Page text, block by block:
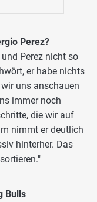
Perez?
Perez nicht so
er habe nichts
uns anschauen
immer noch
die wir auf
nimmt er deutlich
hinterher. Das
Bulls